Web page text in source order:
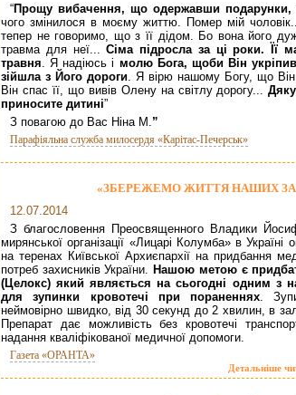
“Прощу вибачення, що одержавши подарунки,
чого змінилося в моєму життю. Помер мій
тепер не говоримо, що з її дідом. Бо вона його
травма для неї...Сіма підросла за ці роки. Її
травня . Я надіюсь і молю Бога, щоби Він
зійшла з Його дороги . Я вірю нашому Богу, що
Він спас її, що вивів Олену на світлу дорогу...
приносите дитині”
З повагою до Вас Ніна М. ”
Парафіяльна служба милосердя «Карітас-Печерськ»
«ЗБЕРЕЖЕМО ЖИТТЯ НАШИХ
12.07.2014
З благословення Преосвященного Владики
мирянської організації «Лицарі Колумба» в Україні
на теренах Київської Архиєпархії на придбання
потреб захисників України. Нашою метою є
(Целокс) який являється на сьогодні одним з
для зупинки кровотечі при пораненнях.
неймовірно швидко, від 30 секунд до 2 хвилин, в
Препарат дає можливість без кровотечі
надання кваліфікованої медичної допомоги.
Газета «ОРАНТА»
Детальніше